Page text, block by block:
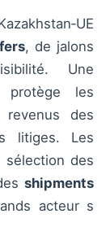
, de jalons
Une
protège les
des
litiges. Les
sélection des
shipments
acteur s